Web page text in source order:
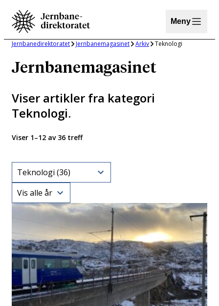
Hopp
innhold
Meny
Jernbanedirektoratet Jernbanemagasinet Arkiv Teknologi
Jernbanemagasinet
Viser artikler fra kategori
Teknologi.
Viser 1–12 av 36 treff
Category
Year